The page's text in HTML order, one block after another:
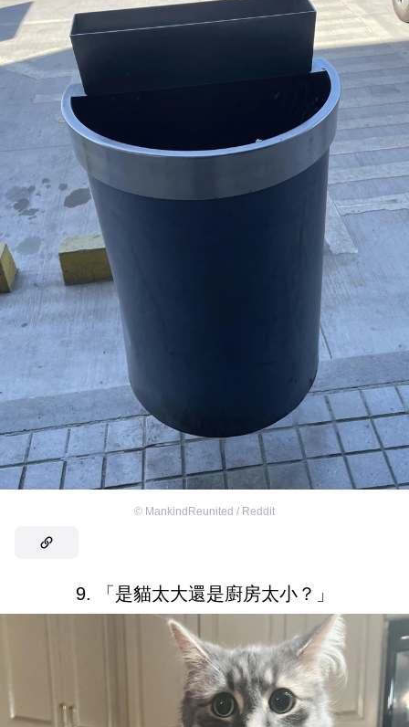
© MankindReunited / Reddit
9. 「是貓太大還是廚房太小？」